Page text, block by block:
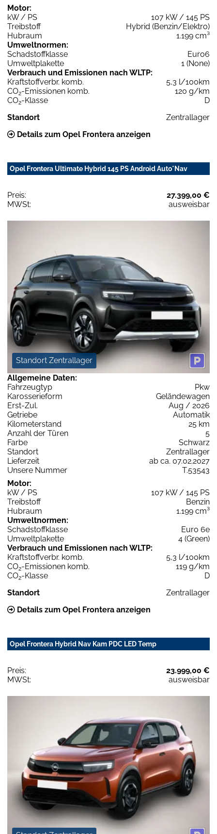
Motor:
kW / PS
107 kW / 145 PS
Treibstoff
Hybrid (Benzin/Elektro)
Hubraum
1.199 cm³
Umweltnormen:
Schadstoffklasse
Euro6
Umweltplakette
1 (None)
Verbrauch und Emissionen nach WLTP:
Kraftstoffverbr. komb.
5,3 l/100km
CO2-Emissionen komb.
120 g/km
CO2-Klasse
D
Standort
Zentrallager
Details zum Opel Frontera anzeigen
Opel Frontera Ultimate Hybrid 145 PS Android Auto*Nav
Preis:
27.399,00 €
MWSt:
ausweisbar
Standort Zentrallager
Allgemeine Daten:
Fahrzeugtyp
Pkw
Karosserieform
Geländewagen
Erst-Zul.
Aug / 2026
Getriebe
Automatik
Kilometerstand
25 km
Anzahl der Türen
5
Farbe
Schwarz
Standort
Zentrallager
Lieferzeit
ab ca. 07.02.2027
Unsere Nummer
T.53543
Motor:
kW / PS
107 kW / 145 PS
Treibstoff
Benzin
Hubraum
1.199 cm³
Umweltnormen:
Schadstoffklasse
Euro 6e
Umweltplakette
4 (Green)
Verbrauch und Emissionen nach WLTP:
Kraftstoffverbr. komb.
5,3 l/100km
CO2-Emissionen komb.
119 g/km
CO2-Klasse
D
Standort
Zentrallager
Details zum Opel Frontera anzeigen
Opel Frontera Hybrid Nav Kam PDC LED Temp
Preis:
23.999,00 €
MWSt:
ausweisbar